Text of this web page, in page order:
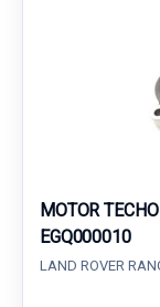
MOTOR
EGQ000010
LAND ROVER